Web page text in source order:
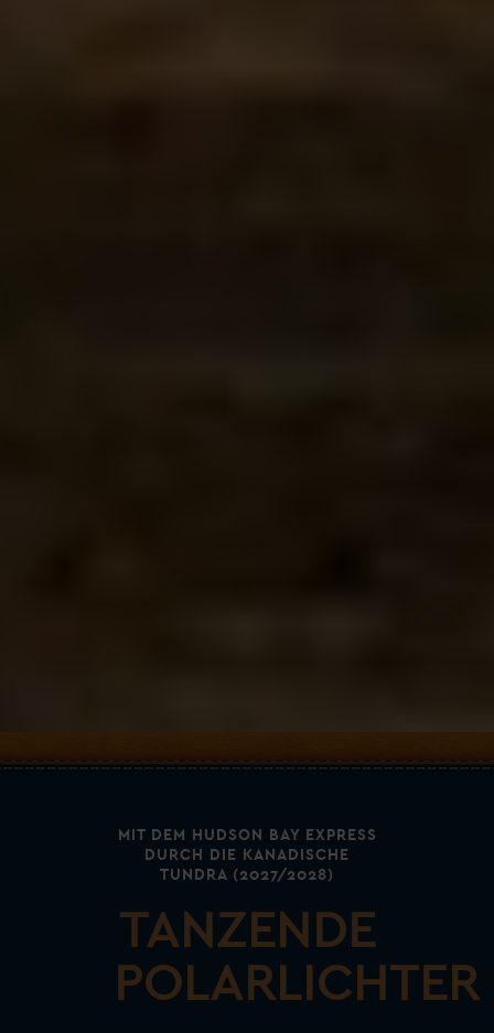
MIT DEM HUDSON BAY EXPRESS
DURCH DIE KANADISCHE
TUNDRA (2027/2028)
TANZENDE
POLARLICHTER